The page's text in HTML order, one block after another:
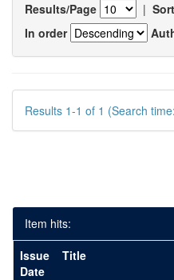
Results/Page |
In order
Results 1-1 of 1 (Search
Item hits:
Issue
Date
Title